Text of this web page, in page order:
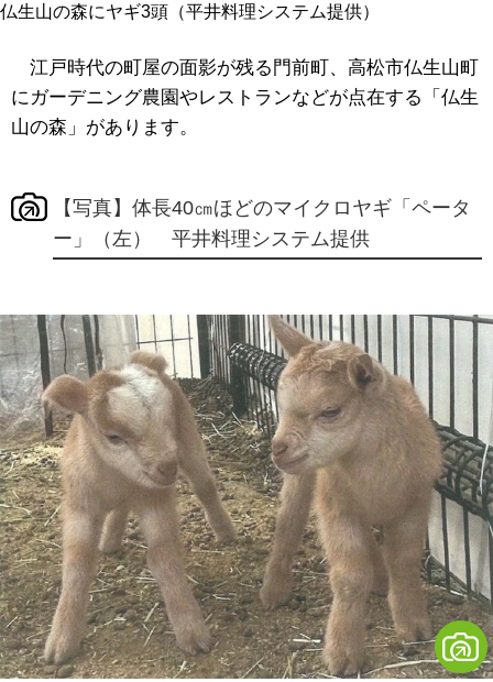
仏生山の森にヤギ3頭（平井料理システム提供）
江戸時代の町屋の面影が残る門前町、高松市仏生山町
にガーデニング農園やレストランなどが点在する「仏生
山の森」があります。
【写真】体長40㎝ほどのマイクロヤギ「ペータ
ー」（左） 平井料理システム提供